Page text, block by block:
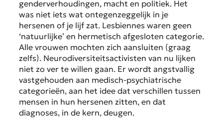
genderverhoudingen, macht en politiek. Het
was niet iets wat ontegenzeggelijk in je
hersenen of je lijf zat. Lesbiennes waren geen
‘natuurlijke’ en hermetisch afgesloten categorie.
Alle vrouwen mochten zich aansluiten (graag
zelfs). Neurodiversiteitsactivisten van nu lijken
niet zo ver te willen gaan. Er wordt angstvallig
vastgehouden aan medisch-psychiatrische
categorieën, aan het idee dat verschillen tussen
mensen in hun hersenen zitten, en dat
diagnoses, in de kern, deugen.